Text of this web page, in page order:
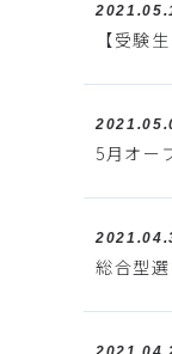
【受験
5月オー
総合型